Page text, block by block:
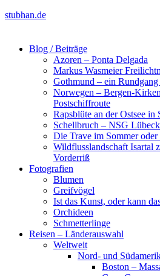
stubhan.de
Blog / Beiträge
Azoren – Ponta Delgada
Markus Wasmeier
Gothmund – ein
Norwegen – Bergen-
Postschiffroute
Rapsblüte an der Ostsee
Schellbruch – NSG Lübeck
Die Trave im Sommer
Wildflusslandschaft Isartal
Vorderriß
Fotografien
Blumen
Greifvögel
Ist das Kunst, oder kann
Orchideen
Schmetterlinge
Reisen – Länderauswahl
Weltweit
Nord- und
Boston –